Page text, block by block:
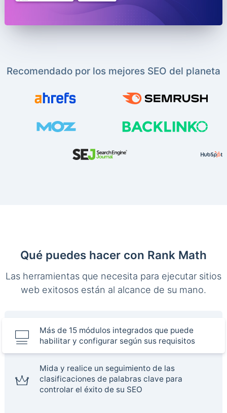
Recomendado por los mejores SEO del planeta
Qué puedes hacer con Rank Math
Las herramientas que necesita para ejecutar sitios
web exitosos están al alcance de su mano.
Más de 15 módulos integrados que puede
habilitar y configurar según sus requisitos
Mida y realice un seguimiento de las
clasificaciones de palabras clave para
controlar el éxito de su SEO